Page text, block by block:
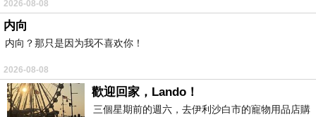
2026-08-08
内向
内向？那只是因为我不喜欢你！
2026-08-08
歡迎回家，Lando！
三個星期前的週六，去伊利沙白市的寵物用品店購